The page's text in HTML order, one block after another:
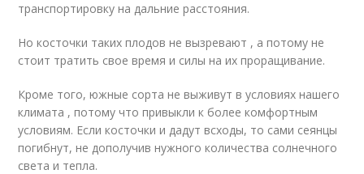
транспортировку на дальние расстояния.
Но косточки таких плодов не вызревают , а потому не
стоит тратить свое время и силы на их проращивание.
Кроме того, южные сорта не выживут в условиях нашего
климата , потому что привыкли к более комфортным
условиям. Если косточки и дадут всходы, то сами сеянцы
погибнут, не дополучив нужного количества солнечного
света и тепла.